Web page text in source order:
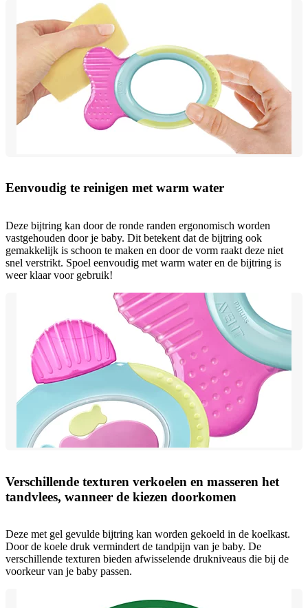
Eenvoudig te reinigen met warm water
Deze bijtring kan door de ronde randen ergonomisch worden
vastgehouden door je baby. Dit betekent dat de bijtring ook
gemakkelijk is schoon te maken en door de vorm raakt deze niet
snel verstrikt. Spoel eenvoudig met warm water en de bijtring is
weer klaar voor gebruik!
Verschillende texturen verkoelen en masseren het
tandvlees, wanneer de kiezen doorkomen
Deze met gel gevulde bijtring kan worden gekoeld in de koelkast.
Door de koele druk vermindert de tandpijn van je baby. De
verschillende texturen bieden afwisselende drukniveaus die bij de
voorkeur van je baby passen.